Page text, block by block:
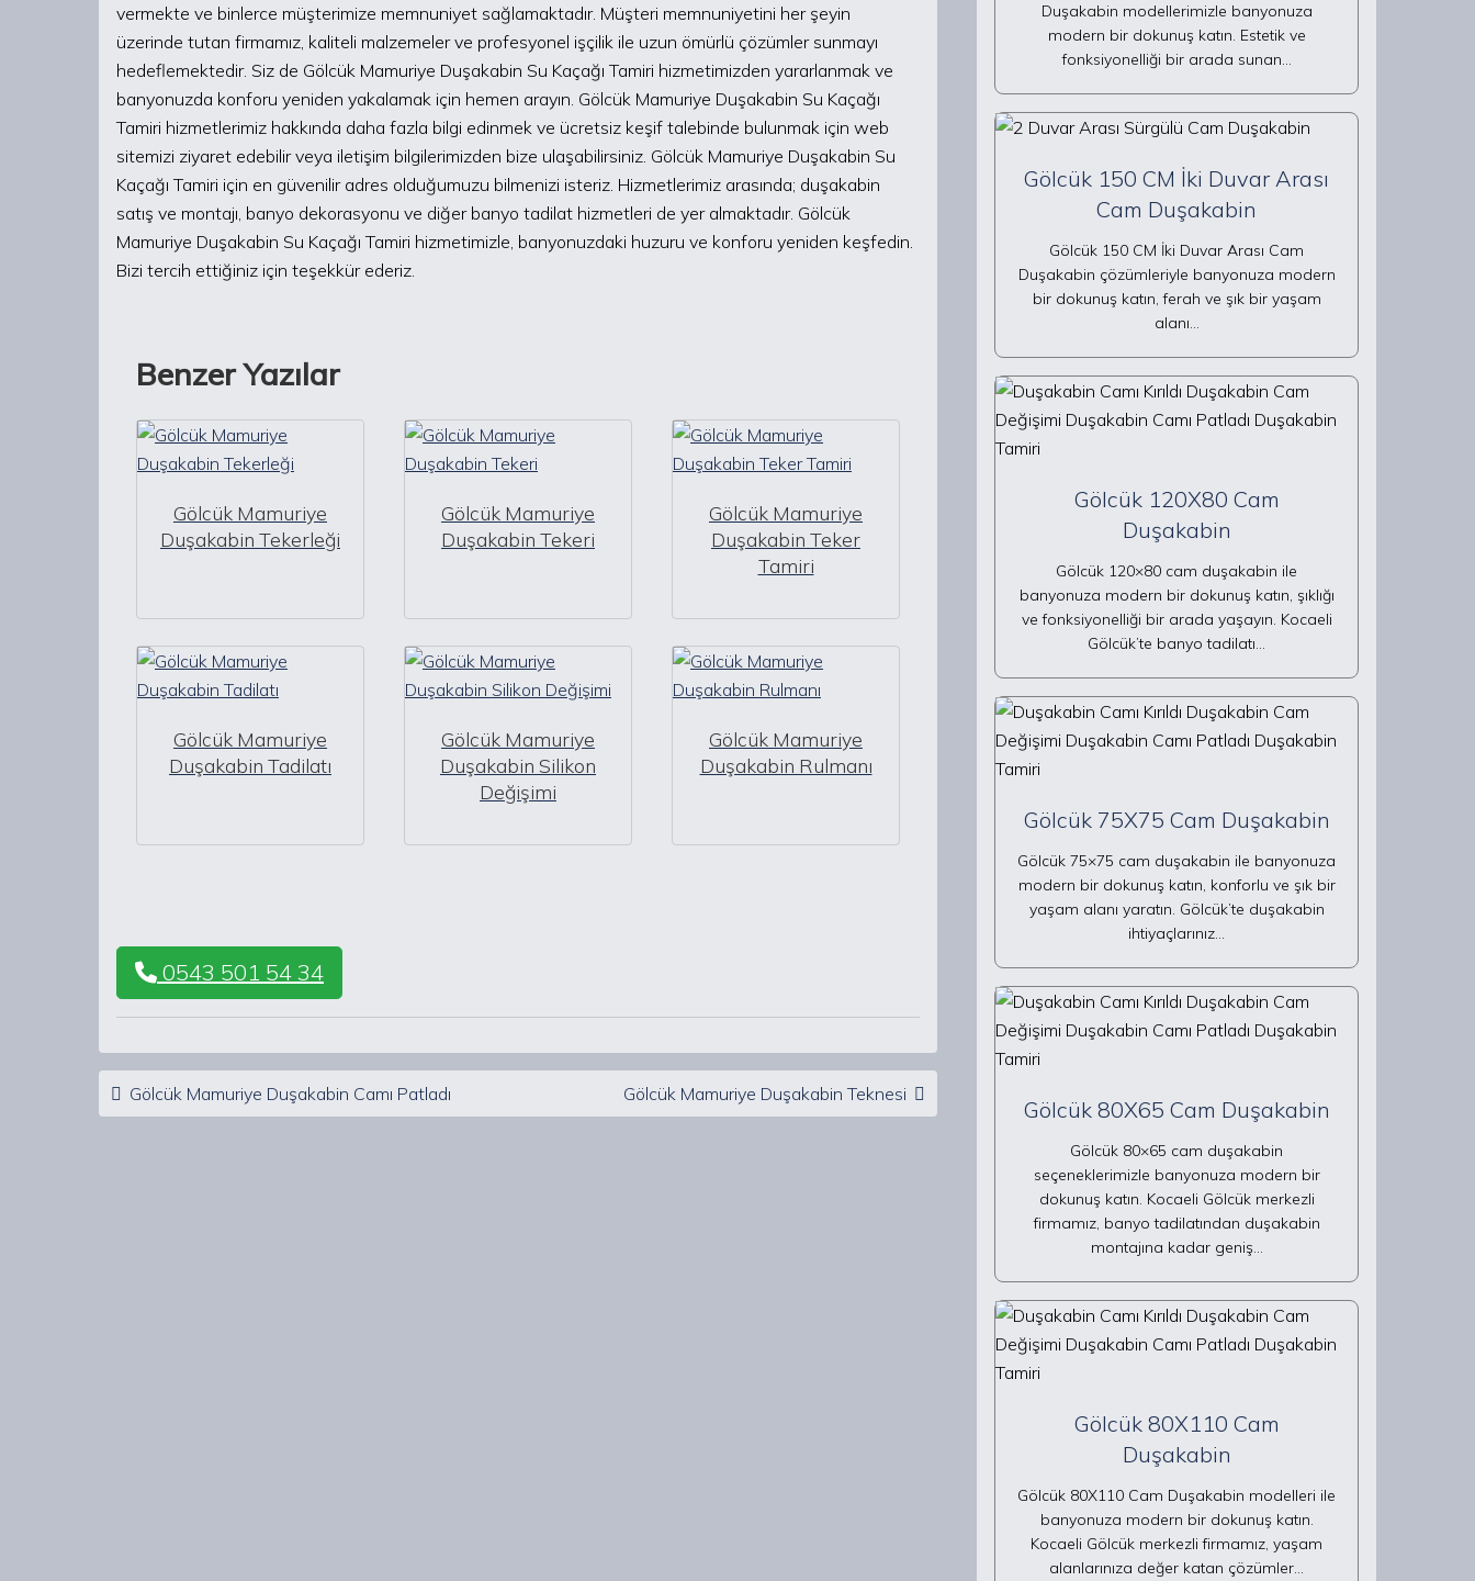
vermekte ve binlerce müşterimize memnuniyet sağlamaktadır. Müşteri memnuniyetini her şeyin
üzerinde tutan firmamız, kaliteli malzemeler ve profesyonel işçilik ile uzun ömürlü çözümler sunmayı
hedeflemektedir. Siz de Gölcük Mamuriye Duşakabin Su Kaçağı Tamiri hizmetimizden yararlanmak ve
banyonuzda konforu yeniden yakalamak için hemen arayın. Gölcük Mamuriye Duşakabin Su Kaçağı
Tamiri hizmetlerimiz hakkında daha fazla bilgi edinmek ve ücretsiz keşif talebinde bulunmak için web
sitemizi ziyaret edebilir veya iletişim bilgilerimizden bize ulaşabilirsiniz. Gölcük Mamuriye Duşakabin Su
Kaçağı Tamiri için en güvenilir adres olduğumuzu bilmenizi isteriz. Hizmetlerimiz arasında; duşakabin
satış ve montajı, banyo dekorasyonu ve diğer banyo tadilat hizmetleri de yer almaktadır. Gölcük
Mamuriye Duşakabin Su Kaçağı Tamiri hizmetimizle, banyonuzdaki huzuru ve konforu yeniden keşfedin.
Bizi tercih ettiğiniz için teşekkür ederiz.
Benzer Yazılar
Gölcük Mamuriye
Duşakabin Tekerleği
Gölcük Mamuriye
Duşakabin Tekeri
Gölcük Mamuriye
Duşakabin Teker
Tamiri
Gölcük Mamuriye
Duşakabin Tadilatı
Gölcük Mamuriye
Duşakabin Silikon
Değişimi
Gölcük Mamuriye
Duşakabin Rulmanı
0543 501 54 34
Post navigation
Gölcük Mamuriye Duşakabin Camı Patladı Gölcük Mamuriye Duşakabin Teknesi
Duşakabin modellerimizle banyonuza
modern bir dokunuş katın. Estetik ve
fonksiyonelliği bir arada sunan…
Gölcük 150 CM İki Duvar Arası
Cam Duşakabin
Gölcük 150 CM İki Duvar Arası Cam
Duşakabin çözümleriyle banyonuza modern
bir dokunuş katın, ferah ve şık bir yaşam
alanı…
Gölcük 120X80 Cam
Duşakabin
Gölcük 120×80 cam duşakabin ile
banyonuza modern bir dokunuş katın, şıklığı
ve fonksiyonelliği bir arada yaşayın. Kocaeli
Gölcük’te banyo tadilatı…
Gölcük 75X75 Cam Duşakabin
Gölcük 75×75 cam duşakabin ile banyonuza
modern bir dokunuş katın, konforlu ve şık bir
yaşam alanı yaratın. Gölcük’te duşakabin
ihtiyaçlarınız…
Gölcük 80X65 Cam Duşakabin
Gölcük 80×65 cam duşakabin
seçeneklerimizle banyonuza modern bir
dokunuş katın. Kocaeli Gölcük merkezli
firmamız, banyo tadilatından duşakabin
montajına kadar geniş…
Gölcük 80X110 Cam
Duşakabin
Gölcük 80X110 Cam Duşakabin modelleri ile
banyonuza modern bir dokunuş katın.
Kocaeli Gölcük merkezli firmamız, yaşam
alanlarınıza değer katan çözümler…